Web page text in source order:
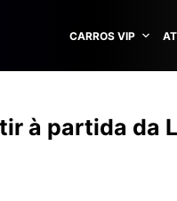
CARROS VIP
à partida da